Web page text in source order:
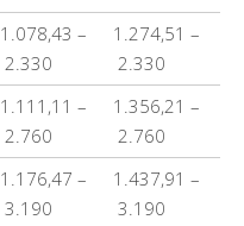
1.078,43 –
2.330
1.274,51 –
2.330
1.111,11 –
2.760
1.356,21 –
2.760
1.176,47 –
3.190
1.437,91 –
3.190